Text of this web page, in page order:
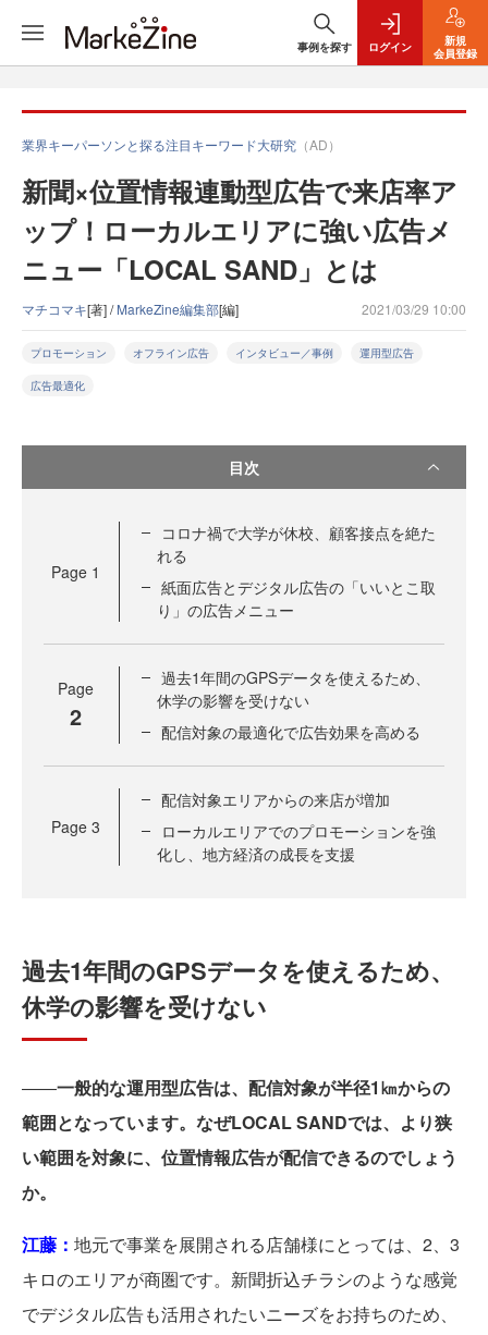
事例を探す ログイン
新規
会員登録
業界キーパーソンと探る注目キーワード大研究 （AD）
新聞×位置情報連動型広告で来店率ア
ップ！ローカルエリアに強い広告メ
ニュー「LOCAL SAND」とは
マチコマキ[著] /MarkeZine編集部[編] 2021/03/29 10:00
プロモーション オフライン広告 インタビュー／事例 運用型広告
広告最適化
目次
Page 1
コロナ禍で大学が休校、顧客接点を絶た
れる
紙面広告とデジタル広告の「いいとこ取
り」の広告メニュー
Page
2
過去1年間のGPSデータを使えるため、
休学の影響を受けない
配信対象の最適化で広告効果を高める
Page 3
配信対象エリアからの来店が増加
ローカルエリアでのプロモーションを強
化し、地方経済の成長を支援
過去1年間のGPSデータを使えるため、
休学の影響を受けない
――一般的な運用型広告は、配信対象が半径1㎞からの
範囲となっています。なぜLOCAL SANDでは、より狭
い範囲を対象に、位置情報広告が配信できるのでしょう
か。
江藤： 地元で事業を展開される店舗様にとっては、2、3
キロのエリアが商圏です。新聞折込チラシのような感覚
でデジタル広告も活用されたいニーズをお持ちのため、